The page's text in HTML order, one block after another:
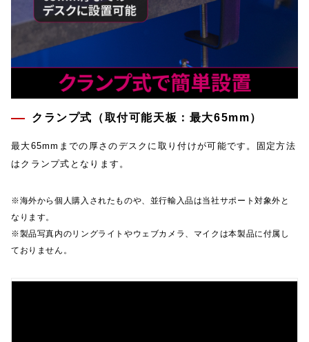
クランプ式（取付可能天板：最大65mm）
最大65mmまでの厚さのデスクに取り付けが可能です。固定方法
はクランプ式となります。
※海外から個人購入されたものや、並行輸入品は当社サポート対象外と
なります。
※製品写真内のリングライトやウェブカメラ、マイクは本製品に付属し
ておりません。